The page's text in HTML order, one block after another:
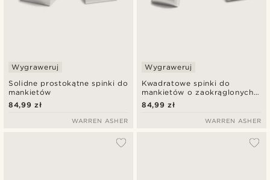
Solidne prostokątne spinki do
mankietów
Wygraweruj
84,99 zł
WARREN ASHER
Kwadratowe spinki do
mankietów o zaokrąglonych
krawędziach
Wygraweruj
84,99 zł
WARREN ASHER